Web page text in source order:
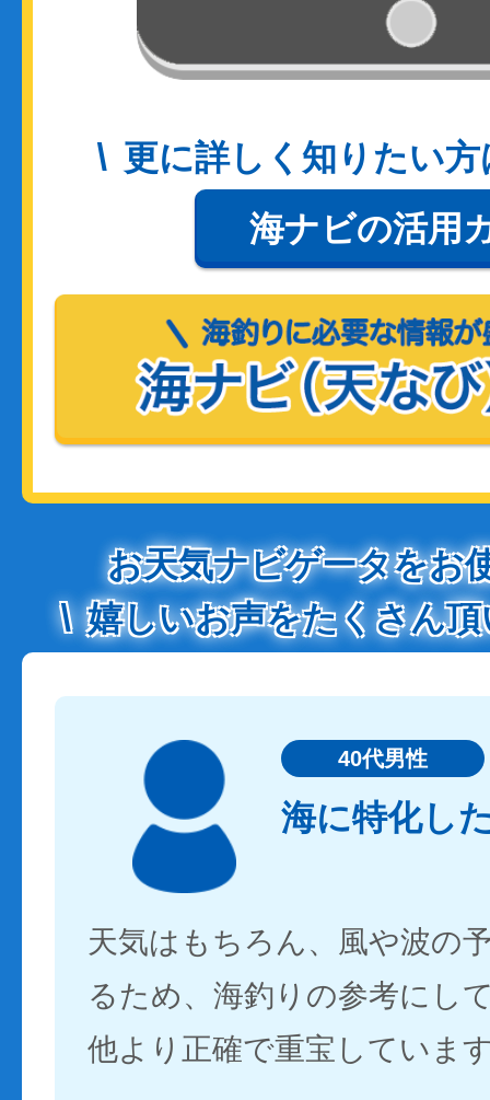
更に詳しく知りたい
海ナビの活用
お天気ナビゲータをお
嬉しいお声をたくさん
40代男性
海に特化し
天気はもちろん、風や波の
るため、海釣りの参考にし
他より正確で重宝していま